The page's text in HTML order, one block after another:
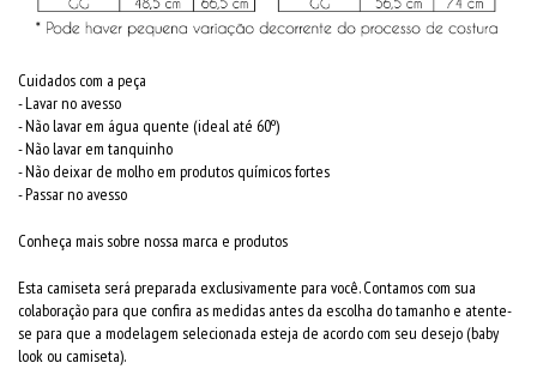
Cuidados com a peça
- Lavar no avesso
- Não lavar em água quente (ideal até 60º)
- Não lavar em tanquinho
- Não deixar de molho em produtos químicos fortes
- Passar no avesso
Conheça mais sobre nossa marca e produtos
Esta camiseta será preparada exclusivamente para você. Contamos com sua
colaboração para que confira as medidas antes da escolha do tamanho e atente-
se para que a modelagem selecionada esteja de acordo com seu desejo (baby
look ou camiseta).